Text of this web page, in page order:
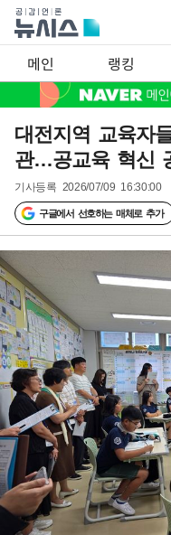
메인 랭킹
대전지역 교육자
관…공교육 혁신
기사등록 2026/07/09 16:30:00
구글에서 선호하는 매체로 추가